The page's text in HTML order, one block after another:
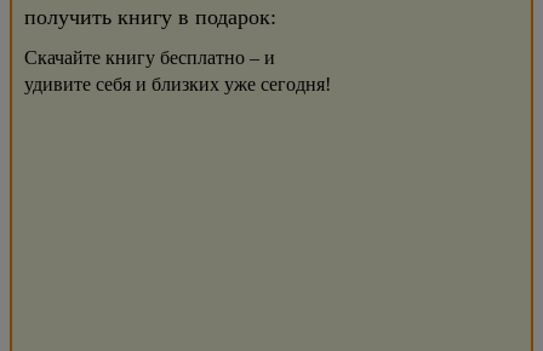
получить книгу в подарок:
Скачайте книгу бесплатно – и
удивите себя и близких уже сегодня!